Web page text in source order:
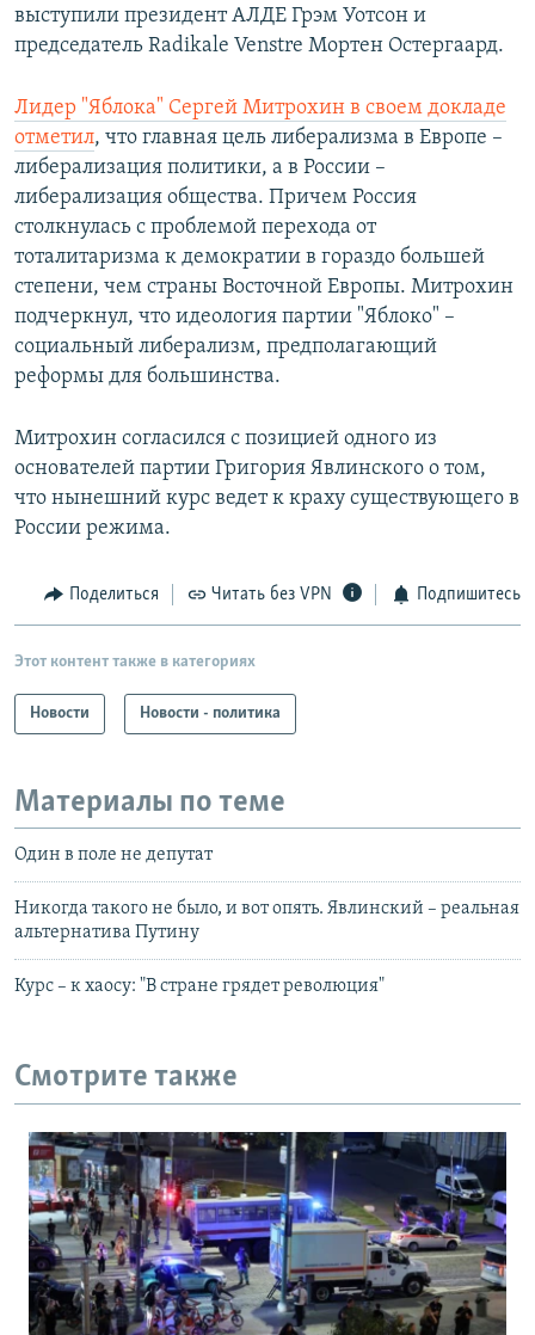
выступили президент АЛДЕ Грэм Уотсон и
председатель Radikale Venstre Мортен Остергаард.
Лидер "Яблока" Сергей Митрохин в своем докладе
отметил, что главная цель либерализма в Европе –
либерализация политики, а в России –
либерализация общества. Причем Россия
столкнулась с проблемой перехода от
тоталитаризма к демократии в гораздо большей
степени, чем страны Восточной Европы. Митрохин
подчеркнул, что идеология партии "Яблоко" –
социальный либерализм, предполагающий
реформы для большинства.
Митрохин согласился с позицией одного из
основателей партии Григория Явлинского о том,
что нынешний курс ведет к краху существующего в
России режима.
Поделиться Читать без VPN Подпишитесь
Этот контент также в категориях
Новости Новости - политика
Материалы по теме
Один в поле не депутат
Никогда такого не было, и вот опять. Явлинский – реальная
альтернатива Путину
Курс – к хаосу: "В стране грядет революция"
Смотрите также